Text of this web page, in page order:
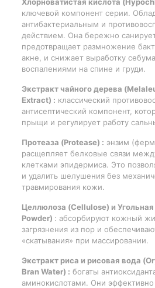
ключевой компонент серии.
антибактериальным и
действием. Она бережно
предотвращает размножение
акне, и снижает выработку
воспалениями на спине и груди.
Экстракт чайного дерева
Extract) : классический
антисептический компонент,
прыщи и регулирует работу
Протеаза (Protease) : энзим
расщепляет белковые связи
клетками эпидермиса. Это
и удалить шелушения без
травмирования кожи.
Целлюлоза (Cellulose) и
Powder) : абсорбируют кожный
загрязнения из пор и
«скатывания» при массировании.
Экстракт риса и рисовая вода
Bran Water) : богаты
аминокислотами. Они эффективно